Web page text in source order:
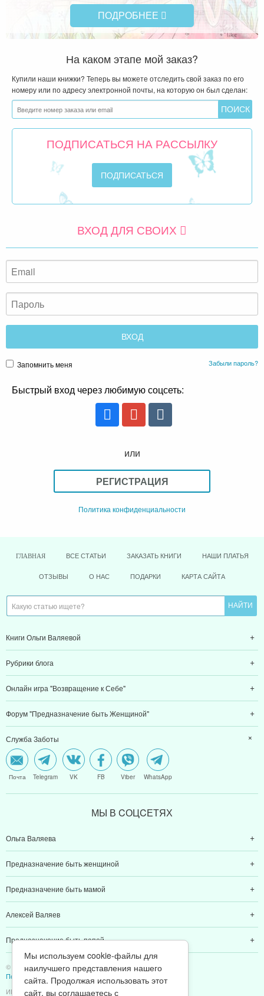
ПОДРОБНЕЕ
На каком этапе мой заказ?
Купили наши книжки? Теперь вы можете отследить свой заказ по его
номеру или по адресу электронной почты, на которую он был сделан:
ПОДПИСАТЬСЯ НА РАССЫЛКУ
ВХОД ДЛЯ СВОИХ
Запомнить меня Забыли пароль?
Быстрый вход через любимую соцсеть:
или
РЕГИСТРАЦИЯ
Политика конфиденциальности
ГЛАВНАЯ ВСЕ СТАТЬИ ЗАКАЗАТЬ КНИГИ НАШИ ПЛАТЬЯ
ОТЗЫВЫ О НАС ПОДАРКИ КАРТА САЙТА
Книги Ольги Валяевой
Рубрики блога
Онлайн игра "Возвращение к Себе"
Форум "Предназначение быть Женщиной"
Служба Заботы
Почта Telegram VK FB Viber WhatsApp
МЫ В CОЦCЕТЯХ
Ольга Валяева
Предназначение быть женщиной
Предназначение быть мамой
Алексей Валяев
Предназначение быть папой
© 2011-2026 Предназначение быть Женщиной
Политика конфиденциальности
ИП Валяев А. В. | ИНН 380111808709
Мы используем cookie-файлы для
наилучшего представления нашего
сайта. Продолжая использовать этот
сайт, вы соглашаетесь с